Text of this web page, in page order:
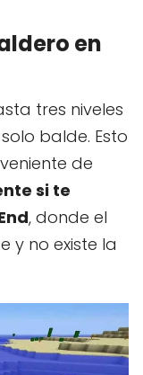
en
tres niveles
balde. Esto
de
si te
, donde el
y no existe la